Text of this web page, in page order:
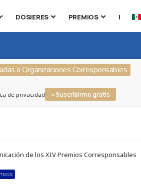
DOSIERES PREMIOS |
a Organizaciones Corresponsables
de privacidad » Suscribirme gratis
de los XIV Premios Corresponsables